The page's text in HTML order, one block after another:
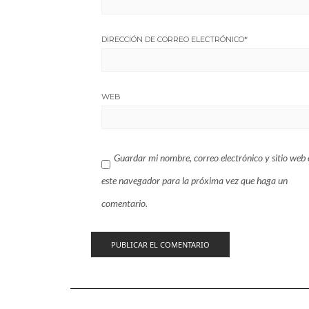
DIRECCIÓN DE CORREO ELECTRÓNICO*
WEB
Guardar mi nombre, correo electrónico y sitio web
este navegador para la próxima vez que haga un
comentario.